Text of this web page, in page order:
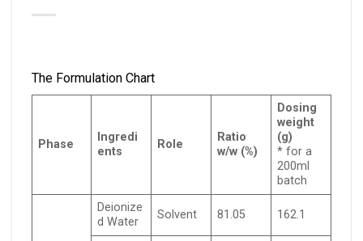
The Formulation Chart
Phase
Ingredi
ents
Role
Ratio
w/w (%)
Dosing
weight
(g)
* for a
200ml
batch
Deionize
d Water
Solvent 81.05 162.1